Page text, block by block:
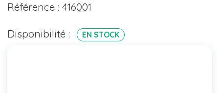
Référence : 416001
Disponibilité : EN STOCK